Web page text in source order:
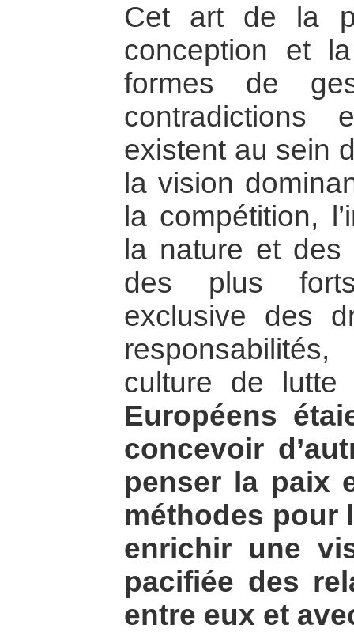
Cet art de la
conception et
formes de
existent au sein
la vision
la compétition,
la nature et des
des plus
exclusive des
culture de
Européens
concevoir
penser la paix
méthodes pour
enrichir une
pacifiée des
entre eux et